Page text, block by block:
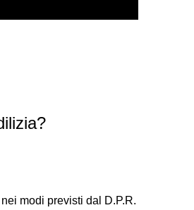
modi previsti dal D.P.R.